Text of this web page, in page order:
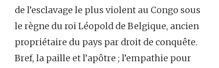
de l’esclavage le plus violent au Congo sous
le règne du roi Léopold de Belgique, ancien
propriétaire du pays par droit de conquête.
Bref, la paille et l’apôtre ; l’empathie pour